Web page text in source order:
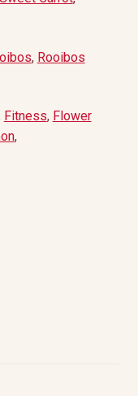
, Rooibos
Fitness, Flower
,